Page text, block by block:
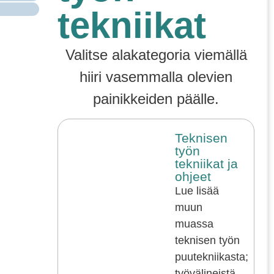
tekniikat
Valitse alakategoria viemällä
hiiri vasemmalla olevien
painikkeiden päälle.
Teknisen
työn
tekniikat ja
ohjeet
Lue lisää
muun
muassa
teknisen työn
puutekniikasta;